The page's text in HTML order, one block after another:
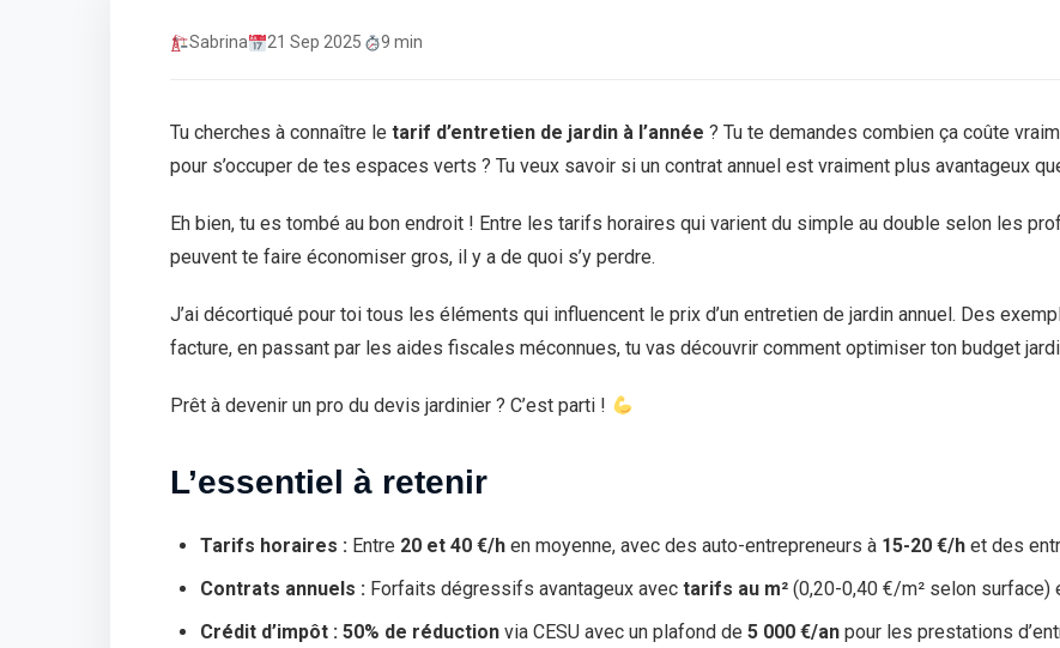
Sabrina 21 Sep 2025 9 min
Tu cherches à connaître le tarif d’entretien de jardin à l’année ? Tu te demandes combien ça coûte
pour s’occuper de tes espaces verts ? Tu veux savoir si un contrat annuel est vraiment plus avantageux
Eh bien, tu es tombé au bon endroit ! Entre les tarifs horaires qui varient du simple au double selon les
peuvent te faire économiser gros, il y a de quoi s’y perdre.
J’ai décortiqué pour toi tous les éléments qui influencent le prix d’un entretien de jardin annuel. Des
facture, en passant par les aides fiscales méconnues, tu vas découvrir comment optimiser ton budget
Prêt à devenir un pro du devis jardinier ? C’est parti !
L’essentiel à retenir
Tarifs horaires : Entre 20 et 40 €/h en moyenne, avec des auto-entrepreneurs à 15-20 €/h et des
Contrats annuels : Forfaits dégressifs avantageux avec tarifs au m² (0,20-0,40 €/m² selon surface)
Crédit d’impôt : 50% de réduction via CESU avec un plafond de 5 000 €/an pour les prestations